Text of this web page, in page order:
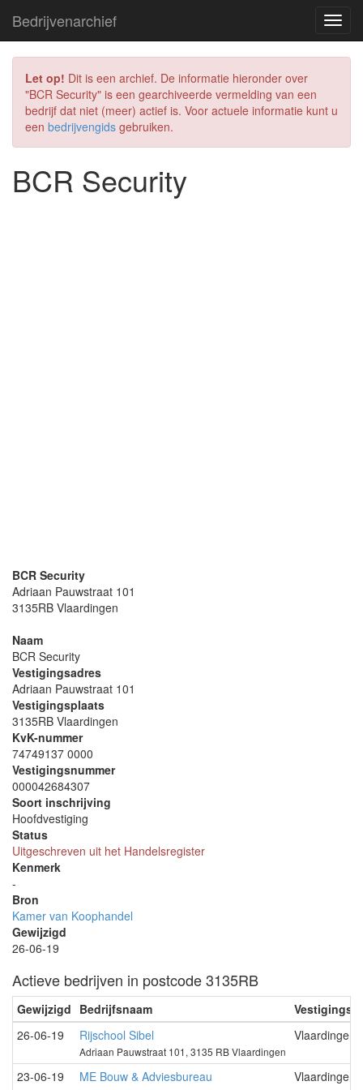
Bedrijvenarchief
Let op! Dit is een archief. De informatie hieronder over
"BCR Security" is een gearchiveerde vermelding van een
bedrijf dat niet (meer) actief is. Voor actuele informatie kunt u
een bedrijvengids gebruiken.
BCR Security
BCR Security
Adriaan Pauwstraat 101
3135RB Vlaardingen
Naam
BCR Security
Vestigingsadres
Adriaan Pauwstraat 101
Vestigingsplaats
3135RB Vlaardingen
KvK-nummer
74749137 0000
Vestigingsnummer
000042684307
Soort inschrijving
Hoofdvestiging
Status
Uitgeschreven uit het Handelsregister
Kenmerk
-
Bron
Kamer van Koophandel
Gewijzigd
26-06-19
Actieve bedrijven in postcode 3135RB
Gewijzigd Bedrijfsnaam
26-06-19
Rijschool Sibel
Adriaan Pauwstraat 101, 3135 RB Vlaardingen
Vlaardingen
23-06-19 ME Bouw & Adviesbureau Vlaardingen